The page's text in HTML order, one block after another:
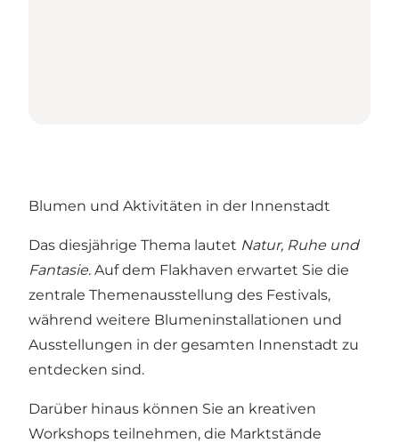
Blumen und Aktivitäten in der Innenstadt
Das diesjährige Thema lautet Natur, Ruhe und
Fantasie. Auf dem Flakhaven erwartet Sie die
zentrale Themenausstellung des Festivals,
während weitere Blumeninstallationen und
Ausstellungen in der gesamten Innenstadt zu
entdecken sind.
Darüber hinaus können Sie an kreativen
Workshops teilnehmen, die Marktstände